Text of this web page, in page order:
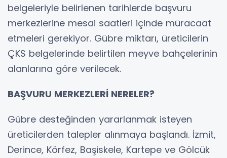
belgeleriyle belirlenen tarihlerde başvuru
merkezlerine mesai saatleri içinde müracaat
etmeleri gerekiyor. Gübre miktarı, üreticilerin
ÇKS belgelerinde belirtilen meyve bahçelerinin
alanlarına göre verilecek.
BAŞVURU MERKEZLERİ NERELER?
Gübre desteğinden yararlanmak isteyen
üreticilerden talepler alınmaya başlandı. İzmit,
Derince, Körfez, Başiskele, Kartepe ve Gölcük